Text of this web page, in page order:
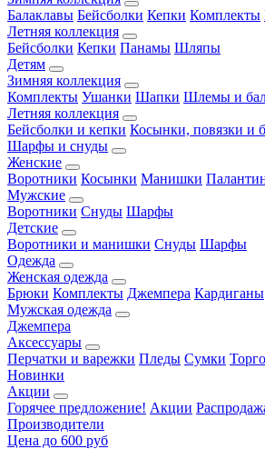
Балаклавы Бейсболки Кепки Комплекты
Летняя коллекция
Бейсболки Кепки Панамы Шляпы
Детям
Зимняя коллекция
Комплекты Ушанки Шапки Шлемы и
Летняя коллекция
Бейсболки и кепки Косынки, повязки и
Шарфы и снуды
Женские
Воротники Косынки Манишки
Мужские
Воротники Снуды Шарфы
Детские
Воротники и манишки Снуды Шарфы
Одежда
Женская одежда
Брюки Комплекты Джемпера Кардиганы
Мужская одежда
Джемпера
Аксессуары
Перчатки и варежки Пледы Сумки
Новинки
Акции
Горячее предложение! Акции
Производители
Цена до 600 руб